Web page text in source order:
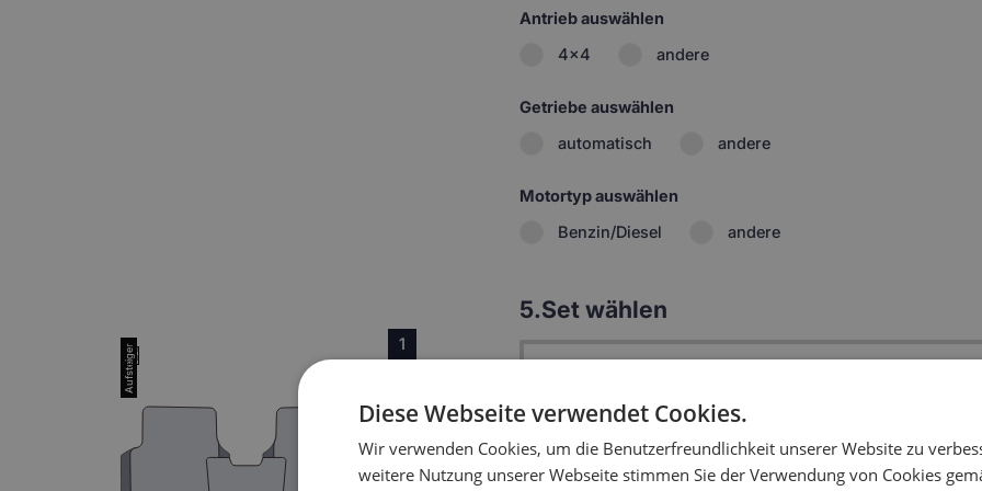
Antrieb auswählen
4x4
andere
Getriebe auswählen
automatisch
andere
Motortyp auswählen
Benzin/Diesel
andere
1
2
5.Set wählen
2: Zwei 5D hintere Fußmatten + Fußmatte
Innenraum
i
94.99
Diese Webseite verwendet Cookies.
Wir verwenden Cookies, um die Benutzerfreundlichkeit unserer Website zu
weitere Nutzung unserer Webseite stimmen Sie der Verwendung von Cookies